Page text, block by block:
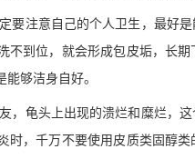
注意自己的个人卫生，最好是
不到位，就会形成包皮垢，长
够洁身自好。
龟头上出现的溃烂和糜烂，这
时，千万不要使用皮质类固醇